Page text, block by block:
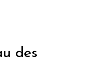
des